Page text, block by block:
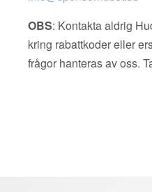
OBS: Kontakta aldrig
kring rabattkoder eller
frågor hanteras av oss.